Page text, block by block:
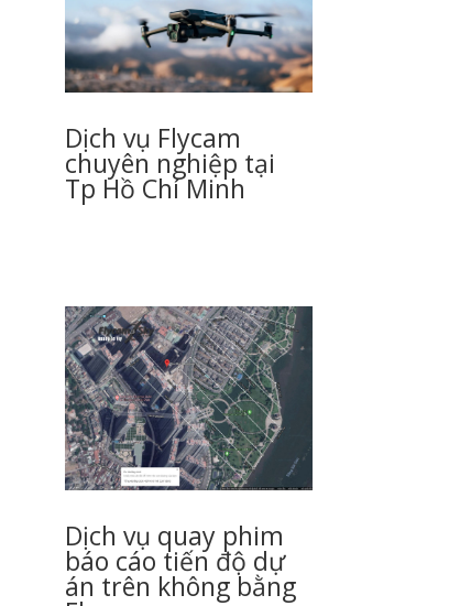
Dịch vụ Flycam
chuyên nghiệp tại
Tp Hồ Chí Minh
Dịch vụ quay phim
báo cáo tiến độ dự
án trên không bằng